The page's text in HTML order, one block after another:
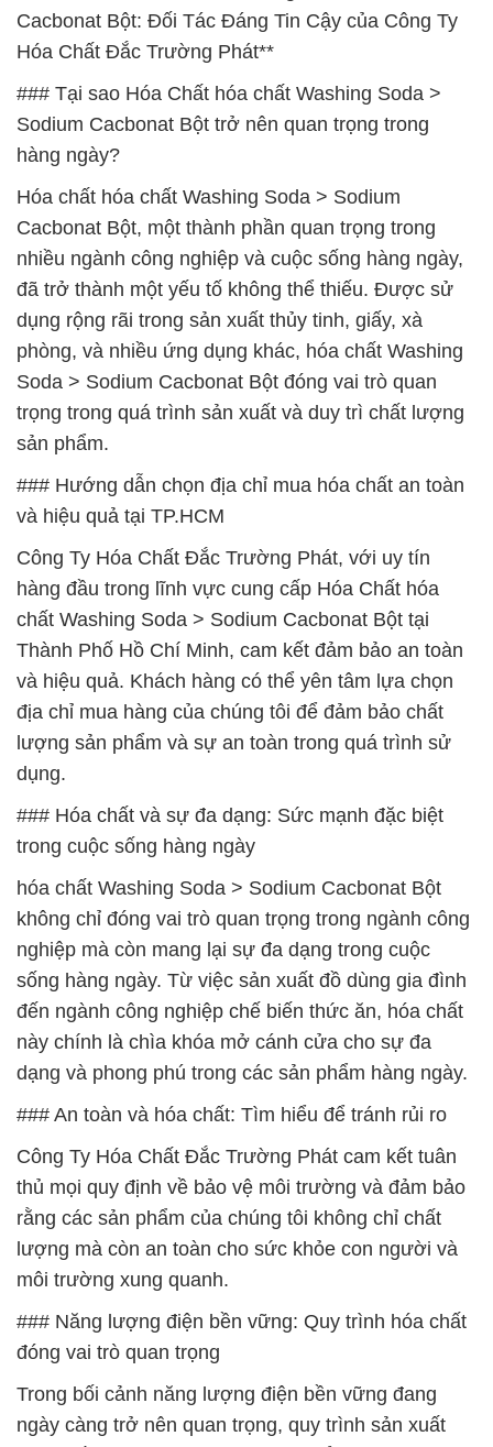
Cacbonat Bột: Đối Tác Đáng Tin Cậy của Công Ty
Hóa Chất Đắc Trường Phát**
### Tại sao Hóa Chất hóa chất Washing Soda >
Sodium Cacbonat Bột trở nên quan trọng trong
hàng ngày?
Hóa chất hóa chất Washing Soda > Sodium
Cacbonat Bột, một thành phần quan trọng trong
nhiều ngành công nghiệp và cuộc sống hàng ngày,
đã trở thành một yếu tố không thể thiếu. Được sử
dụng rộng rãi trong sản xuất thủy tinh, giấy, xà
phòng, và nhiều ứng dụng khác, hóa chất Washing
Soda > Sodium Cacbonat Bột đóng vai trò quan
trọng trong quá trình sản xuất và duy trì chất lượng
sản phẩm.
### Hướng dẫn chọn địa chỉ mua hóa chất an toàn
và hiệu quả tại TP.HCM
Công Ty Hóa Chất Đắc Trường Phát, với uy tín
hàng đầu trong lĩnh vực cung cấp Hóa Chất hóa
chất Washing Soda > Sodium Cacbonat Bột tại
Thành Phố Hồ Chí Minh, cam kết đảm bảo an toàn
và hiệu quả. Khách hàng có thể yên tâm lựa chọn
địa chỉ mua hàng của chúng tôi để đảm bảo chất
lượng sản phẩm và sự an toàn trong quá trình sử
dụng.
### Hóa chất và sự đa dạng: Sức mạnh đặc biệt
trong cuộc sống hàng ngày
hóa chất Washing Soda > Sodium Cacbonat Bột
không chỉ đóng vai trò quan trọng trong ngành công
nghiệp mà còn mang lại sự đa dạng trong cuộc
sống hàng ngày. Từ việc sản xuất đồ dùng gia đình
đến ngành công nghiệp chế biến thức ăn, hóa chất
này chính là chìa khóa mở cánh cửa cho sự đa
dạng và phong phú trong các sản phẩm hàng ngày.
### An toàn và hóa chất: Tìm hiểu để tránh rủi ro
Công Ty Hóa Chất Đắc Trường Phát cam kết tuân
thủ mọi quy định về bảo vệ môi trường và đảm bảo
rằng các sản phẩm của chúng tôi không chỉ chất
lượng mà còn an toàn cho sức khỏe con người và
môi trường xung quanh.
### Năng lượng điện bền vững: Quy trình hóa chất
đóng vai trò quan trọng
Trong bối cảnh năng lượng điện bền vững đang
ngày càng trở nên quan trọng, quy trình sản xuất